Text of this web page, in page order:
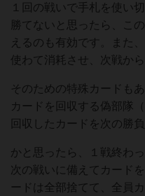
１回の戦いで手札を使い
勝てないと思ったら、こ
えるのも有効です。また
使わて消耗させ、次戦か
そのための特殊カードも
カードを回収する偽部隊
回収したカードを次の勝
かと思ったら、１戦終わ
次の戦いに備えてカード
ードは全部捨てて、全員